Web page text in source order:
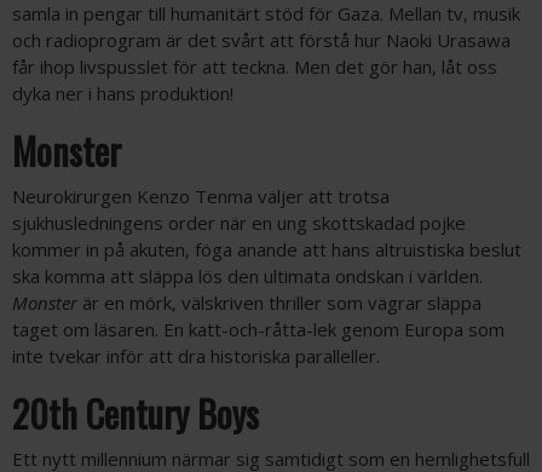
samla in pengar till humanitärt stöd för Gaza. Mellan tv, musik
och radioprogram är det svårt att förstå hur Naoki Urasawa
får ihop livspusslet för att teckna. Men det gör han, låt oss
dyka ner i hans produktion!
Monster
Neurokirurgen Kenzo Tenma väljer att trotsa
sjukhusledningens order när en ung skottskadad pojke
kommer in på akuten, föga anande att hans altruistiska beslut
ska komma att släppa lös den ultimata ondskan i världen.
Monster är en mörk, välskriven thriller som vägrar släppa
taget om läsaren. En katt-och-råtta-lek genom Europa som
inte tvekar inför att dra historiska paralleller.
20th Century Boys
Ett nytt millennium närmar sig samtidigt som en hemlighetsfull